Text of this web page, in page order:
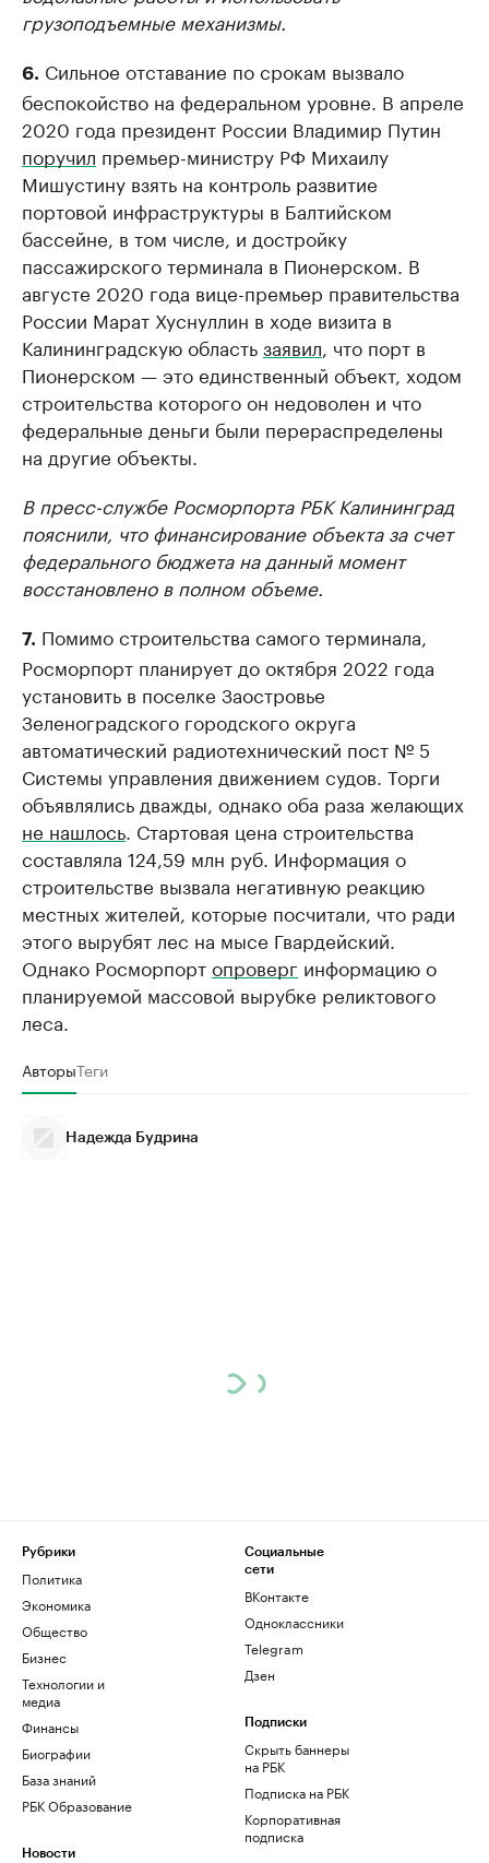
грузоподъемные механизмы.
6. Сильное отставание по срокам вызвало
беспокойство на федеральном уровне. В апреле
2020 года президент России Владимир Путин
поручил премьер-министру РФ Михаилу
Мишустину взять на контроль развитие
портовой инфраструктуры в Балтийском
бассейне, в том числе, и достройку
пассажирского терминала в Пионерском. В
августе 2020 года вице-премьер правительства
России Марат Хуснуллин в ходе визита в
Калининградскую областьзаявил, что порт в
Пионерском — это единственный объект, ходом
строительства которого он недоволен и что
федеральные деньги были перераспределены
на другие объекты.
В пресс-службе Росморпорта РБК Калининград
пояснили, что финансирование объекта за счет
федерального бюджета на данный момент
восстановлено в полном объеме.
7. Помимо строительства самого терминала,
Росморпорт планирует до октября 2022 года
установить в поселке Заостровье
Зеленоградского городского округа
автоматический радиотехнический пост № 5
Системы управления движением судов. Торги
объявлялись дважды, однако оба раза желающих
не нашлось. Стартовая цена строительства
составляла 124,59 млн руб. Информация о
строительстве вызвала негативную реакцию
местных жителей, которые посчитали, что ради
этого вырубят лес на мысе Гвардейский.
Однако Росморпортопроверг информацию о
планируемой массовой вырубке реликтового
леса.
АвторыТеги
Надежда Будрина
Рубрики
Политика
Экономика
Общество
Бизнес
Технологии и
медиа
Финансы
Биографии
База знаний
РБК Образование
Новости
Социальные
сети
ВКонтакте
Одноклассники
Telegram
Дзен
Подписки
Скрыть баннеры
на РБК
Подписка на РБК
Корпоративная
подписка